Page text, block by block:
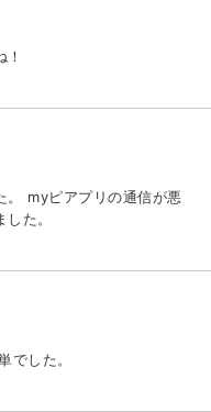
。 myピアプリの通信が悪
た。
でした。